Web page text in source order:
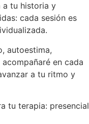
a tu historia y
cada sesión es
autoestima,
en cada
a tu ritmo y
tu terapia: presencial